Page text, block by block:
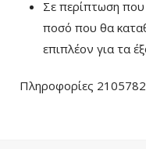
Σε περίπτωση που
ποσό που θα
επιπλέον για τα
Πληροφορίες